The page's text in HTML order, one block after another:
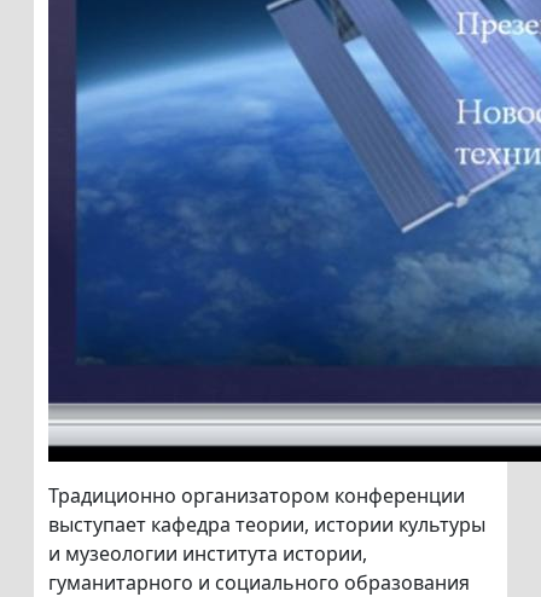
Традиционно организатором конференции
выступает кафедра теории, истории культуры
и музеологии института истории,
гуманитарного и социального образования